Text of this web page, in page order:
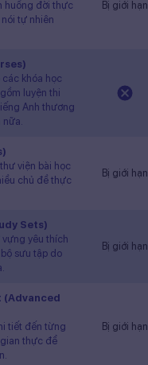
huống đời thực
tự nhiên
Bị giới hạn
khóa học
luyện thi
Anh thương
nữa.
viện bài học
chủ đề thực
Bị giới hạn
Sets)
yêu thích
sưu tập do
Bị giới hạn
(Advanced
tiết đến từng
thực để
Bị giới hạn